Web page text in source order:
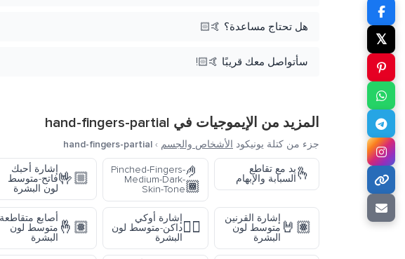
هل تحتاج مساعدة؟ 🤙🏻
سأتواصل معك قريبًا 🤙🏻!
المزيد من الإيموجيات في hand-fingers-partial
جزء من كتلة يونيكود الأشخاص والجسم ›
hand-fingers-partial
🫰يد مع تقاطع
السبابة والإبهام
🤌
🏾
Pinched-Fingers-
Medium-Dark-
Skin-Tone
🤟🏼
إشارة أحبك
فاتح-متوسط
لون البشرة
🤘🏽
إشارة القرنين
متوسط لون
البشرة
👌🏾
إشارة أوكي
داكن-متوسط لون
البشرة
🤞🏽
أصابع متقاطعة
متوسط لون
البشرة
𝕏